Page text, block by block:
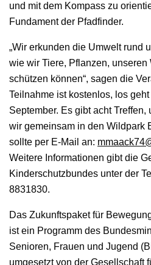
und mit dem Kompass zu
Fundament der Pfadfinder.
„Wir erkunden die Umwelt rund
wie wir Tiere, Pflanzen, unseren
schützen können“, sagen die
Teilnahme ist kostenlos, los
September. Es gibt acht Treffen,
wir gemeinsam in den Wildpark
sollte per E-Mail an:
Weitere Informationen gibt die
Kinderschutzbundes unter der
8831830.
Das Zukunftspaket für
ist ein Programm des
Senioren, Frauen und Jugend
umgesetzt von der Gesellschaft